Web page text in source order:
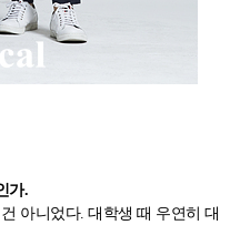
가.
아니었다. 대학생 때 우연히 대